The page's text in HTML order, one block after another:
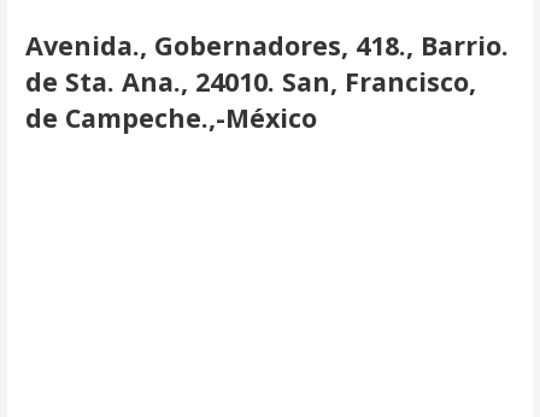
Avenida., Gobernadores, 418., Barrio.
de Sta. Ana., 24010. San, Francisco,
de Campeche.,-México